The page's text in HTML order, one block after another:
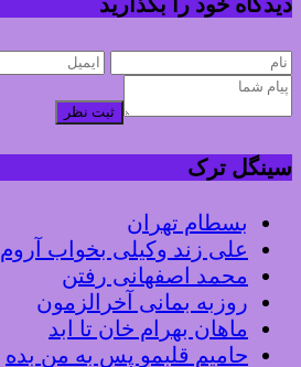
ثبت نظر
سینگل ترک
بسطام تهران
علی زند وکیلی بخواب آروم
محمد اصفهانی رفتن
روزبه بمانی آخرالزمون
ماهان بهرام خان تا ابد
حامیم قلبمو پس به من بده